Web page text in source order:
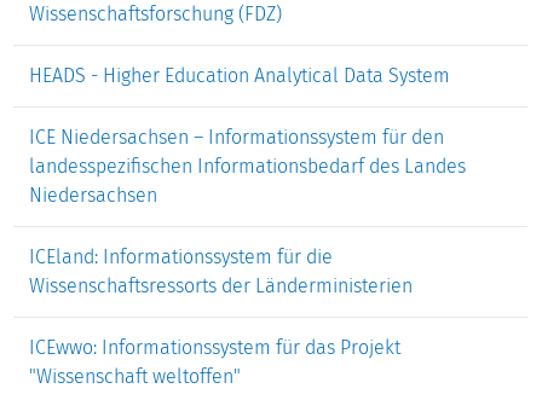
Wissenschaftsforschung (FDZ)
HEADS - Higher Education Analytical Data System
ICE Niedersachsen – Informationssystem für den
landesspezifischen Informationsbedarf des Landes
Niedersachsen
ICEland: Informationssystem für die
Wissenschaftsressorts der Länderministerien
ICEwwo: Informationssystem für das Projekt
"Wissenschaft weltoffen"